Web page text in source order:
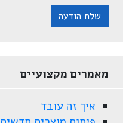
שלח הודעה
מאמרים מקצועיים
איך זה עובד